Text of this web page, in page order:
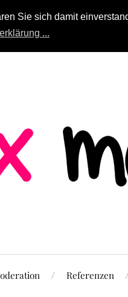
Sie sich damit
...
Referenzen